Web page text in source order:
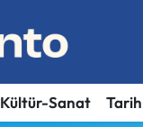
Kültür-Sanat Tarih